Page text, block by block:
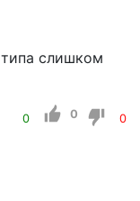
слишком
0 0 0